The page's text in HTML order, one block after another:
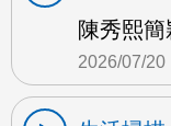
陳秀熙
2026/07/20